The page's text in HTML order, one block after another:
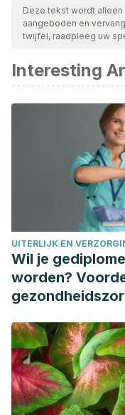
ons team om hun
geldigheid te
Opstelten, W.,
and prevention of
Majewski, M.
regarding human
Weber, N. D.,
Lawson, L. D., &
effects of Allium
Planta Medica.
Aslani, A.,
formulation, and
treatment of
Research Journal.
Feily, A., & Namazi,
a brief review.
Venereologia :
Deze tekst wordt
aangeboden en
twijfel, raadpleeg uw
Interesting
UITERLIJK EN
Wil je
worden?